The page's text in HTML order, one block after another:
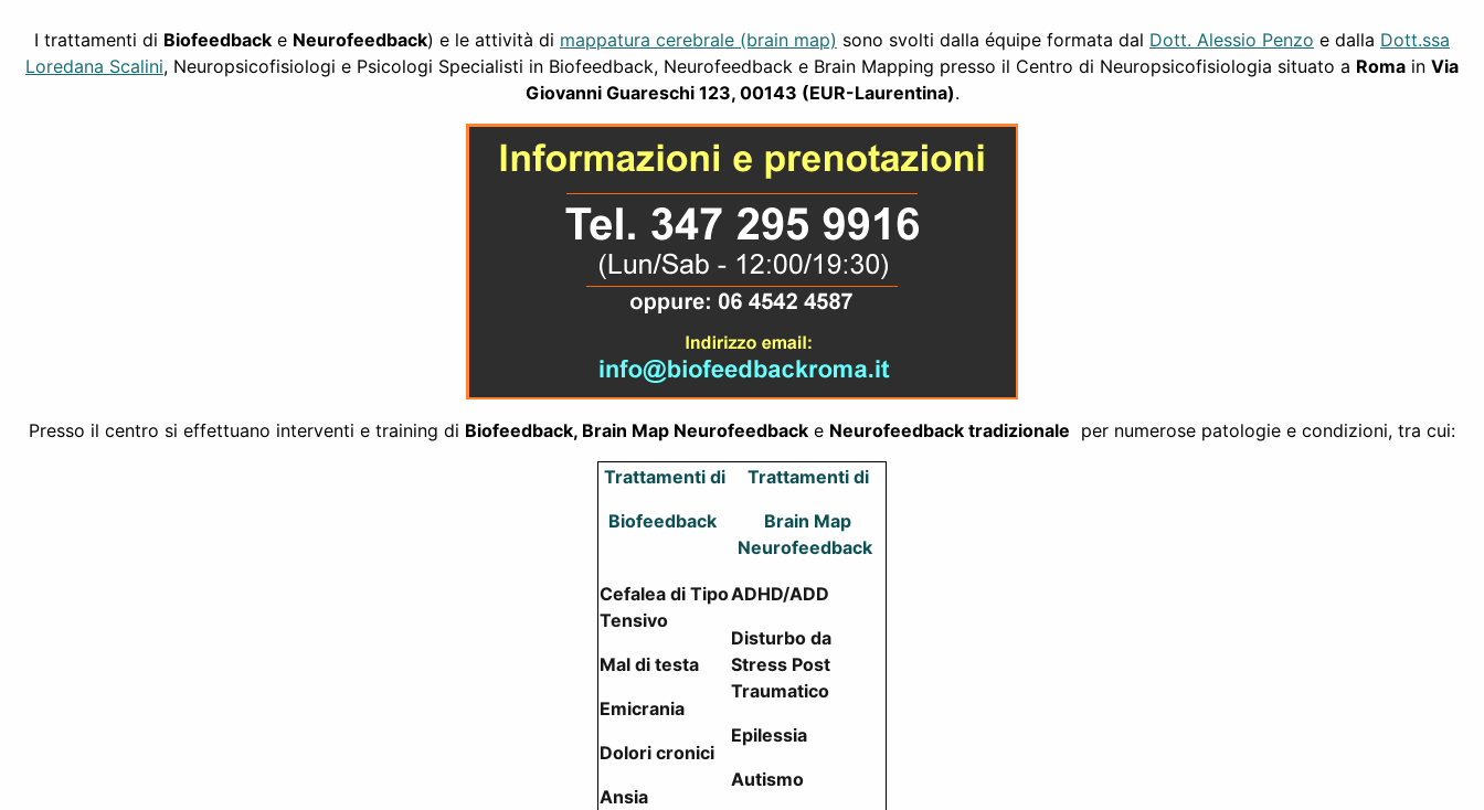
I trattamenti di Biofeedback e Neurofeedback) e le attività di mappatura cerebrale (brain map) sono svolti dalla équipe formata dal Dott. Alessio Penzo e dalla Dott.ssa
Loredana Scalini, Neuropsicofisiologi e Psicologi Specialisti in Biofeedback, Neurofeedback e Brain Mapping presso il Centro di Neuropsicofisiologia situato a Roma in Via
Giovanni Guareschi 123, 00143 (EUR-Laurentina).
Presso il centro si effettuano interventi e training di Biofeedback, Brain Map Neurofeedback e Neurofeedback tradizionale per numerose patologie e condizioni, tra cui:
Trattamenti di
Biofeedback
Trattamenti di
Brain Map
Neurofeedback
Cefalea di Tipo
Tensivo
Mal di testa
Emicrania
Dolori cronici
Ansia
ADHD/ADD
Disturbo da
Stress Post
Traumatico
Epilessia
Autismo